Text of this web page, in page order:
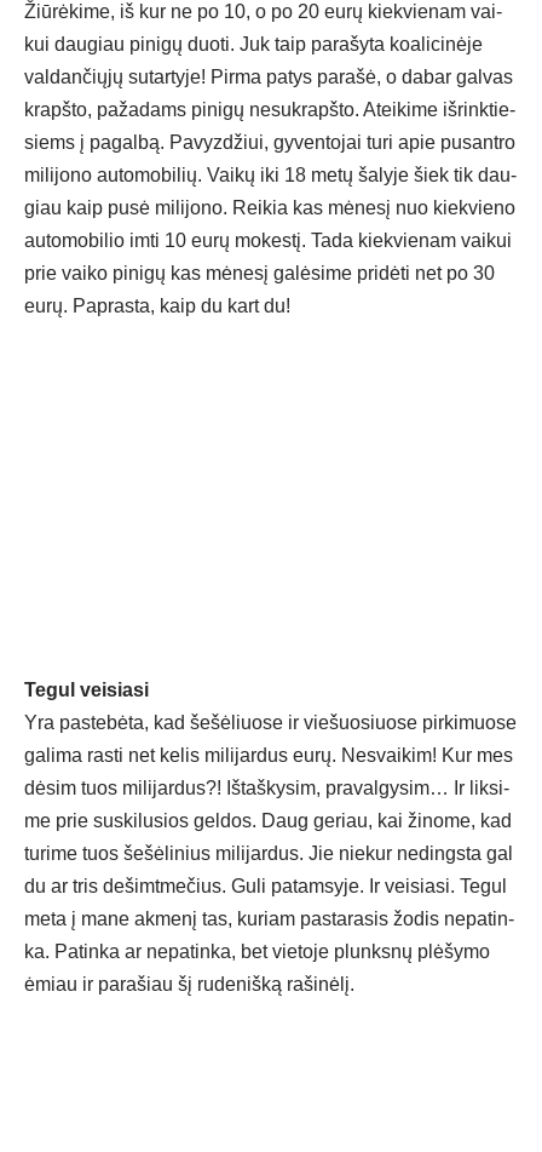
Žiū­rė­ki­me, iš kur ne po 10, o po 20 eu­rų kiek­vie­nam vai­
kui dau­giau pi­ni­gų duo­ti. Juk taip pa­ra­šy­ta koa­li­ci­nė­je
val­dan­čių­jų su­tar­ty­je! Pir­ma pa­tys pa­ra­šė, o da­bar gal­vas
krapš­to, pa­ža­dams pi­ni­gų ne­suk­rapš­to. Atei­ki­me iš­rink­tie­
siems į pa­gal­bą. Pa­vyz­džiui, gy­ven­to­jai tu­ri apie pu­sant­ro
mi­li­jo­no au­to­mo­bi­lių. Vai­kų iki 18 me­tų ša­ly­je šiek tik dau­
giau kaip pu­sė mi­li­jo­no. Rei­kia kas mė­ne­sį nuo kiek­vie­no
au­to­mo­bi­lio im­ti 10 eu­rų mo­kes­tį. Ta­da kiek­vie­nam vai­kui
prie vai­ko pi­ni­gų kas mė­ne­sį ga­lė­si­me pri­dė­ti net po 30
eu­rų. Pap­ras­ta, kaip du kart du!
Te­gul vei­sia­si
Yra pa­ste­bė­ta, kad še­šė­liuo­se ir vie­šuo­siuo­se pir­ki­muo­se
ga­li­ma ras­ti net ke­lis mi­li­jar­dus eu­rų. Nes­vai­kim! Kur mes
dė­sim tuos mi­li­jar­dus?! Iš­taš­ky­sim, pra­val­gy­sim… Ir lik­si­
me prie su­ski­lu­sios gel­dos. Daug ge­riau, kai ži­no­me, kad
tu­ri­me tuos še­šė­li­nius mi­li­jar­dus. Jie nie­kur ne­dings­ta gal
du ar tris de­šimt­me­čius. Gu­li pa­tam­sy­je. Ir vei­sia­si. Te­gul
me­ta į ma­ne ak­me­nį tas, ku­riam pa­sta­ra­sis žo­dis ne­pa­tin­
ka. Pa­tin­ka ar ne­pa­tin­ka, bet vie­to­je plunks­nų plė­šy­mo
ėmiau ir pa­ra­šiau šį ru­de­niš­ką ra­ši­nė­lį.